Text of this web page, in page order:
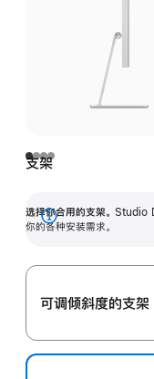
支架
选择你合用的支架。 Studio
你的各种安装需求。
展
可调倾斜度的支架